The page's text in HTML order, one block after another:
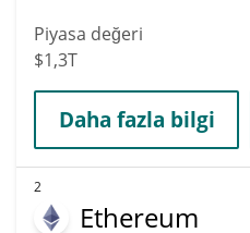
Piyasa değeri
$1,3T
Daha fazla bilgi
2
Ethereum